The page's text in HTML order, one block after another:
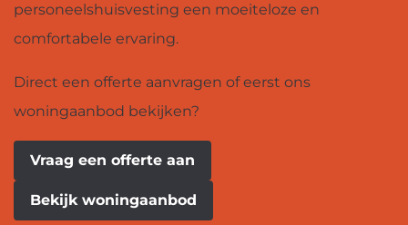
personeelshuisvesting een moeiteloze en
comfortabele ervaring.
Direct een offerte aanvragen of eerst ons
woningaanbod bekijken?
Vraag een offerte aan
Bekijk woningaanbod